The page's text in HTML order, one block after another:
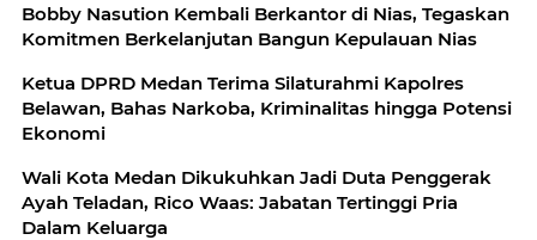
Bobby Nasution Kembali Berkantor di Nias, Tegaskan
Komitmen Berkelanjutan Bangun Kepulauan Nias
Ketua DPRD Medan Terima Silaturahmi Kapolres
Belawan, Bahas Narkoba, Kriminalitas hingga Potensi
Ekonomi
Wali Kota Medan Dikukuhkan Jadi Duta Penggerak
Ayah Teladan, Rico Waas: Jabatan Tertinggi Pria
Dalam Keluarga